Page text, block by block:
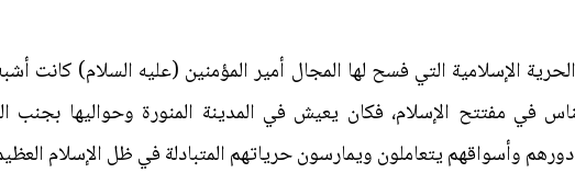
الإسلامية التي فسح لها المجال أمير المؤمنين (عليه السلام) كانت
في مفتتح الإسلام، فكان يعيش في المدينة المنورة وحواليها بجنب
وأسواقهم يتعاملون ويمارسون حرياتهم المتبادلة في ظل الإسلام